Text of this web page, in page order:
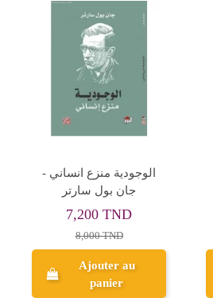
الوجودية منزع انساني -
جان بول سارتر
7,200 TND
8,000 TND
Ajouter au
panier